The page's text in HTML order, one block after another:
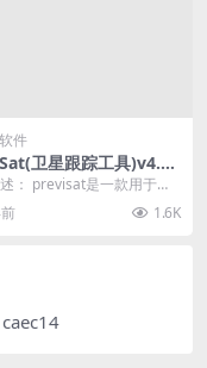
件
卫星跟踪工具)v4.0.
分享
： previsat是一款用于观
卫星跟踪软件，能够显示
的...
1.6K